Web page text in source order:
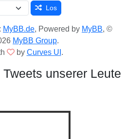
Los
MyBB.de, Powered by MyBB, ©
MyBB Group.
by Curves UI .
unserer Leute